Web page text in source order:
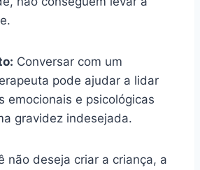
Conversar com um
pode ajudar a lidar
emocionais e psicológicas
gravidez indesejada.
não deseja criar a criança, a